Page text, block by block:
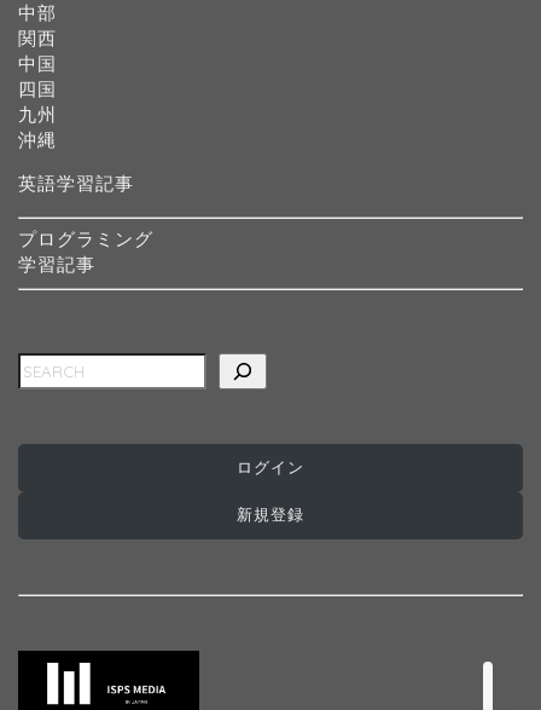
中部
関西
中国
四国
九州
沖縄
英語学習記事
プログラミング
学習記事
検索
ログイン
新規登録
インターナショナルスク
プログラミングスクール
プリスクール